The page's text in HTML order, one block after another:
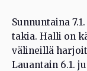
Sunnuntaina
takia. Halli on
välineillä
Lauantain 6.1.